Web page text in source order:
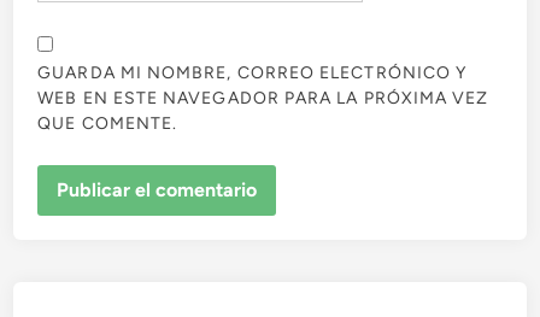
GUARDA MI NOMBRE, CORREO ELECTRÓNICO Y
WEB EN ESTE NAVEGADOR PARA LA PRÓXIMA VEZ
QUE COMENTE.